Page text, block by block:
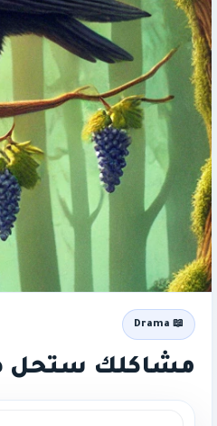
📖 Drama
مشاكلك ستحل